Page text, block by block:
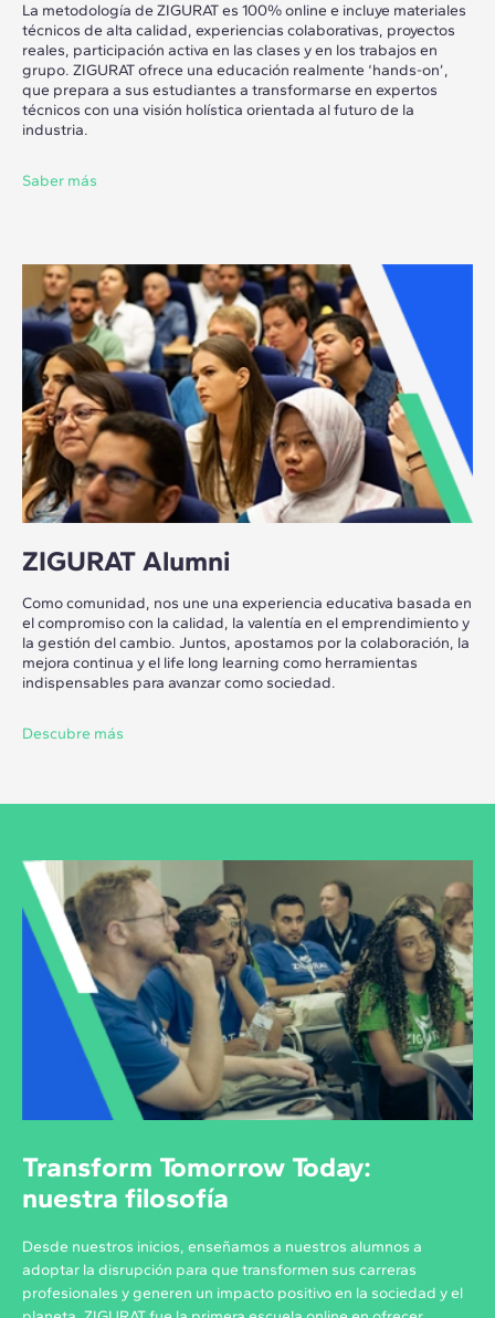
La metodología de ZIGURAT es 100% online e incluye materiales
técnicos de alta calidad, experiencias colaborativas, proyectos
reales, participación activa en las clases y en los trabajos en
grupo. ZIGURAT ofrece una educación realmente ‘hands-on’,
que prepara a sus estudiantes a transformarse en expertos
técnicos con una visión holística orientada al futuro de la
industria.
Saber más
ZIGURAT Alumni
Como comunidad, nos une una experiencia educativa basada en
el compromiso con la calidad, la valentía en el emprendimiento y
la gestión del cambio. Juntos, apostamos por la colaboración, la
mejora continua y el life long learning como herramientas
indispensables para avanzar como sociedad.
Descubre más
Transform Tomorrow Today:
nuestra filosofía
Desde nuestros inicios, enseñamos a nuestros alumnos a
adoptar la disrupción para que transformen sus carreras
profesionales y generen un impacto positivo en la sociedad y el